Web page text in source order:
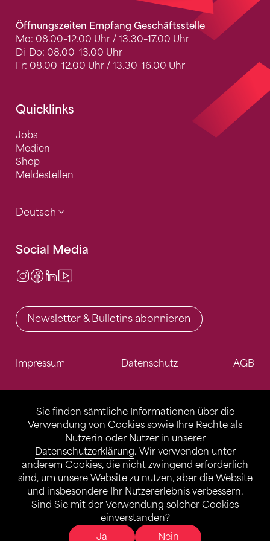
Sie finden sämtliche Informationen über die
Verwendung von Cookies sowie Ihre Rechte als
Nutzerin oder Nutzer in unserer
Datenschutzerklärung. Wir verwenden unter
anderem Cookies, die nicht zwingend erforderlich
sind, um unsere Website zu nutzen, aber die Website
und insbesondere Ihr Nutzererlebnis verbessern.
Sind Sie mit der Verwendung solcher Cookies
einverstanden?
Ja
Nein
Öffnungszeiten Empfang Geschäftsstelle
Mo: 08.00–12.00 Uhr / 13.30–17.00 Uhr
Di-Do: 08.00–13.00 Uhr
Fr: 08.00–12.00 Uhr / 13.30–16.00 Uhr
Quicklinks
Jobs
Medien
Shop
Meldestellen
Deutsch
Social Media
Instagram
Facebook
LinkedIn
Newsletter & Bulletins abonnieren
Impressum Datenschutz AGB